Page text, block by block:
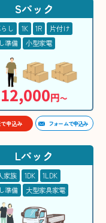
Sパック
し 1K 1R
片付け
準備
小型家電
12,000円〜
申込み フォームで申込み
Lパック
家族 1DK
1LDK
準備
大型家具家電